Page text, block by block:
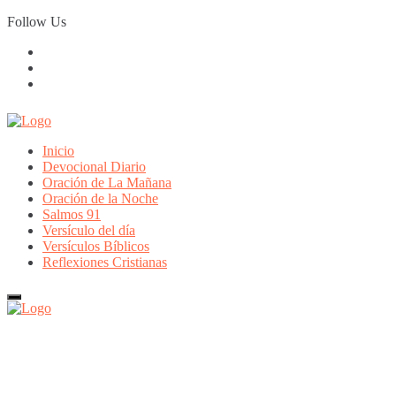
Skip
to
Follow Us
Inicio
Devocional Diario
Oración de La Mañana
Oración de la Noche
Salmos 91
Versículo del día
Versículos Bíblicos
Reflexiones Cristianas